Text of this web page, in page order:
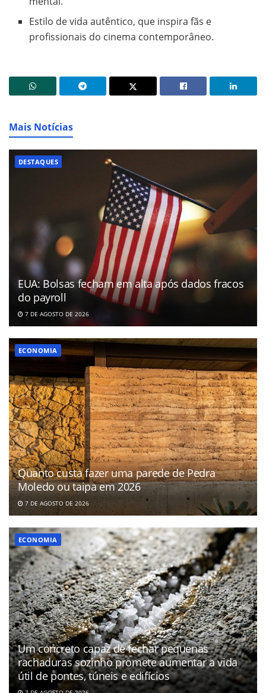
Estilo de vida autêntico, que inspira fãs e
profissionais do cinema contemporâneo.
Mais Notícias
DESTAQUES
EUA: Bolsas fecham em alta após dados fracos
do payroll
7 DE AGOSTO DE 2026
ECONOMIA
Quanto custa fazer uma parede de Pedra
Moledo ou taipa em 2026
7 DE AGOSTO DE 2026
ECONOMIA
Um concreto capaz de fechar pequenas
rachaduras sozinho promete aumentar a vida
útil de pontes, túneis e edifícios